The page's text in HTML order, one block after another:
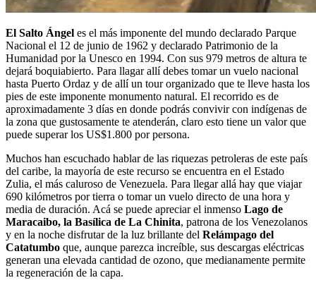
El Salto Ángel es el más imponente del mundo declarado Parque
Nacional el 12 de junio de 1962 y declarado Patrimonio de la
Humanidad por la Unesco en 1994. Con sus 979 metros de altura te
dejará boquiabierto. Para llagar allí debes tomar un vuelo nacional
hasta Puerto Ordaz y de allí un tour organizado que te lleve hasta los
pies de este imponente monumento natural. El recorrido es de
aproximadamente 3 días en donde podrás convivir con indígenas de
la zona que gustosamente te atenderán, claro esto tiene un valor que
puede superar los US$1.800 por persona.
Muchos han escuchado hablar de las riquezas petroleras de este país
del caribe, la mayoría de este recurso se encuentra en el Estado
Zulia, el más caluroso de Venezuela. Para llegar allá hay que viajar
690 kilómetros por tierra o tomar un vuelo directo de una hora y
media de duración. Acá se puede apreciar el inmenso Lago de
Maracaibo, la Basílica de La Chinita, patrona de los Venezolanos
y en la noche disfrutar de la luz brillante del Relámpago del
Catatumbo que, aunque parezca increíble, sus descargas eléctricas
generan una elevada cantidad de ozono, que medianamente permite
la regeneración de la capa.